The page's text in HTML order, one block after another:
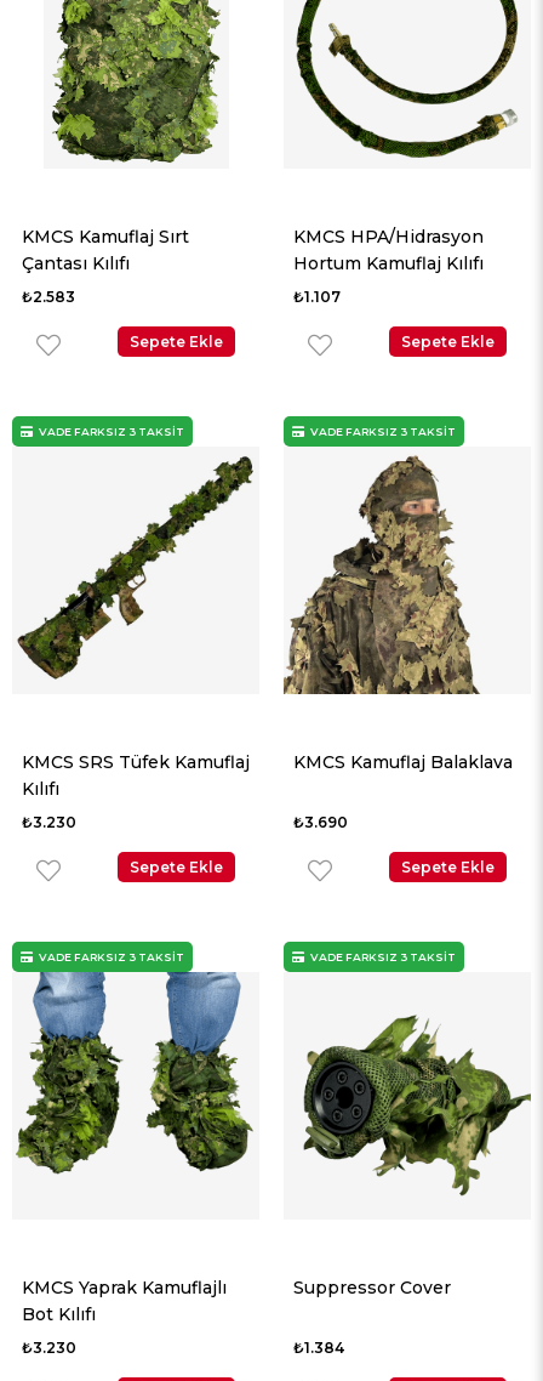
KMCS Kamuflaj Sırt
Çantası Kılıfı
₺2.583
Sepete Ekle
KMCS HPA/Hidrasyon
Hortum Kamuflaj Kılıfı
₺1.107
Sepete Ekle
KMCS SRS Tüfek Kamuflaj
Kılıfı
₺3.230
Sepete Ekle
VADE FARKSIZ 3 TAKSİT
KMCS Kamuflaj Balaklava
₺3.690
Sepete Ekle
VADE FARKSIZ 3 TAKSİT
KMCS Yaprak Kamuflajlı
Bot Kılıfı
₺3.230
VADE FARKSIZ 3 TAKSİT
Suppressor Cover
₺1.384
VADE FARKSIZ 3 TAKSİT